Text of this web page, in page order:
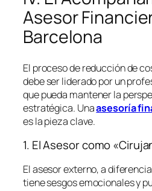
Asesor
Barcelona
El proceso de reducción de
debe ser liderado por un
que pueda mantener la
estratégica. Unaasesoría
es la pieza clave.
1. El Asesor como
El asesor externo, a
tiene sesgos emocionales y